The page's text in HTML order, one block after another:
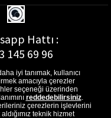
Hattı :
145 69 96
:
iyi tanımak, kullanıcı
amacıyla çerezler
seçeneği üzerinden
reddedebilirsiniz.
çerezlerin işlevlerini
teknik hizmet